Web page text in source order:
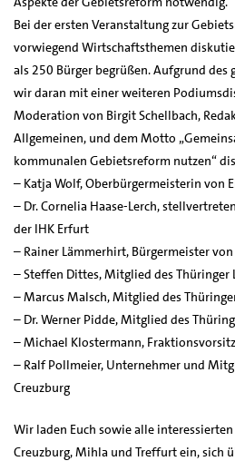
Bei der ersten Veranstaltung zur
vorwiegend Wirtschaftsthemen
als 250 Bürger begrüßen. Aufgrund des
wir daran mit einer weiteren
Moderation von Birgit Schellbach,
Allgemeinen, und dem Motto
kommunalen Gebietsreform nutzen“
– Katja Wolf, Oberbürgermeisterin von
– Dr. Cornelia Haase-Lerch,
der IHK Erfurt
– Rainer Lämmerhirt, Bürgermeister
– Steffen Dittes, Mitglied des Thüringer
– Marcus Malsch, Mitglied des
– Dr. Werner Pidde, Mitglied des
– Michael Klostermann,
– Ralf Pollmeier, Unternehmer und
Creuzburg
Wir laden Euch sowie alle interessierten
Creuzburg, Mihla und Treffurt ein, sich